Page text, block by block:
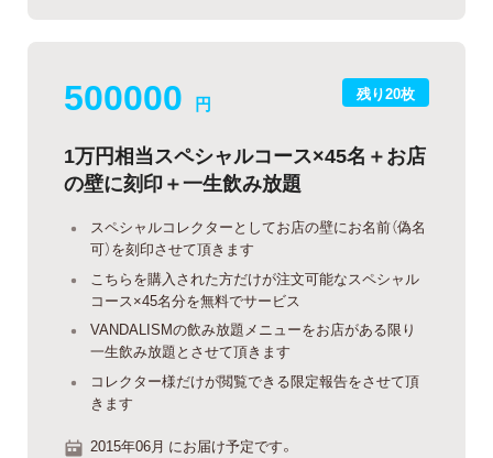
残り20枚
500000 円
1万円相当スペシャルコース×45名＋お店
の壁に刻印＋一生飲み放題
スペシャルコレクターとしてお店の壁にお名前（偽名
可）を刻印させて頂きます
こちらを購入された方だけが注文可能なスペシャル
コース×45名分を無料でサービス
VANDALISMの飲み放題メニューをお店がある限り
一生飲み放題とさせて頂きます
コレクター様だけが閲覧できる限定報告をさせて頂
きます
2015年06月 にお届け予定です。